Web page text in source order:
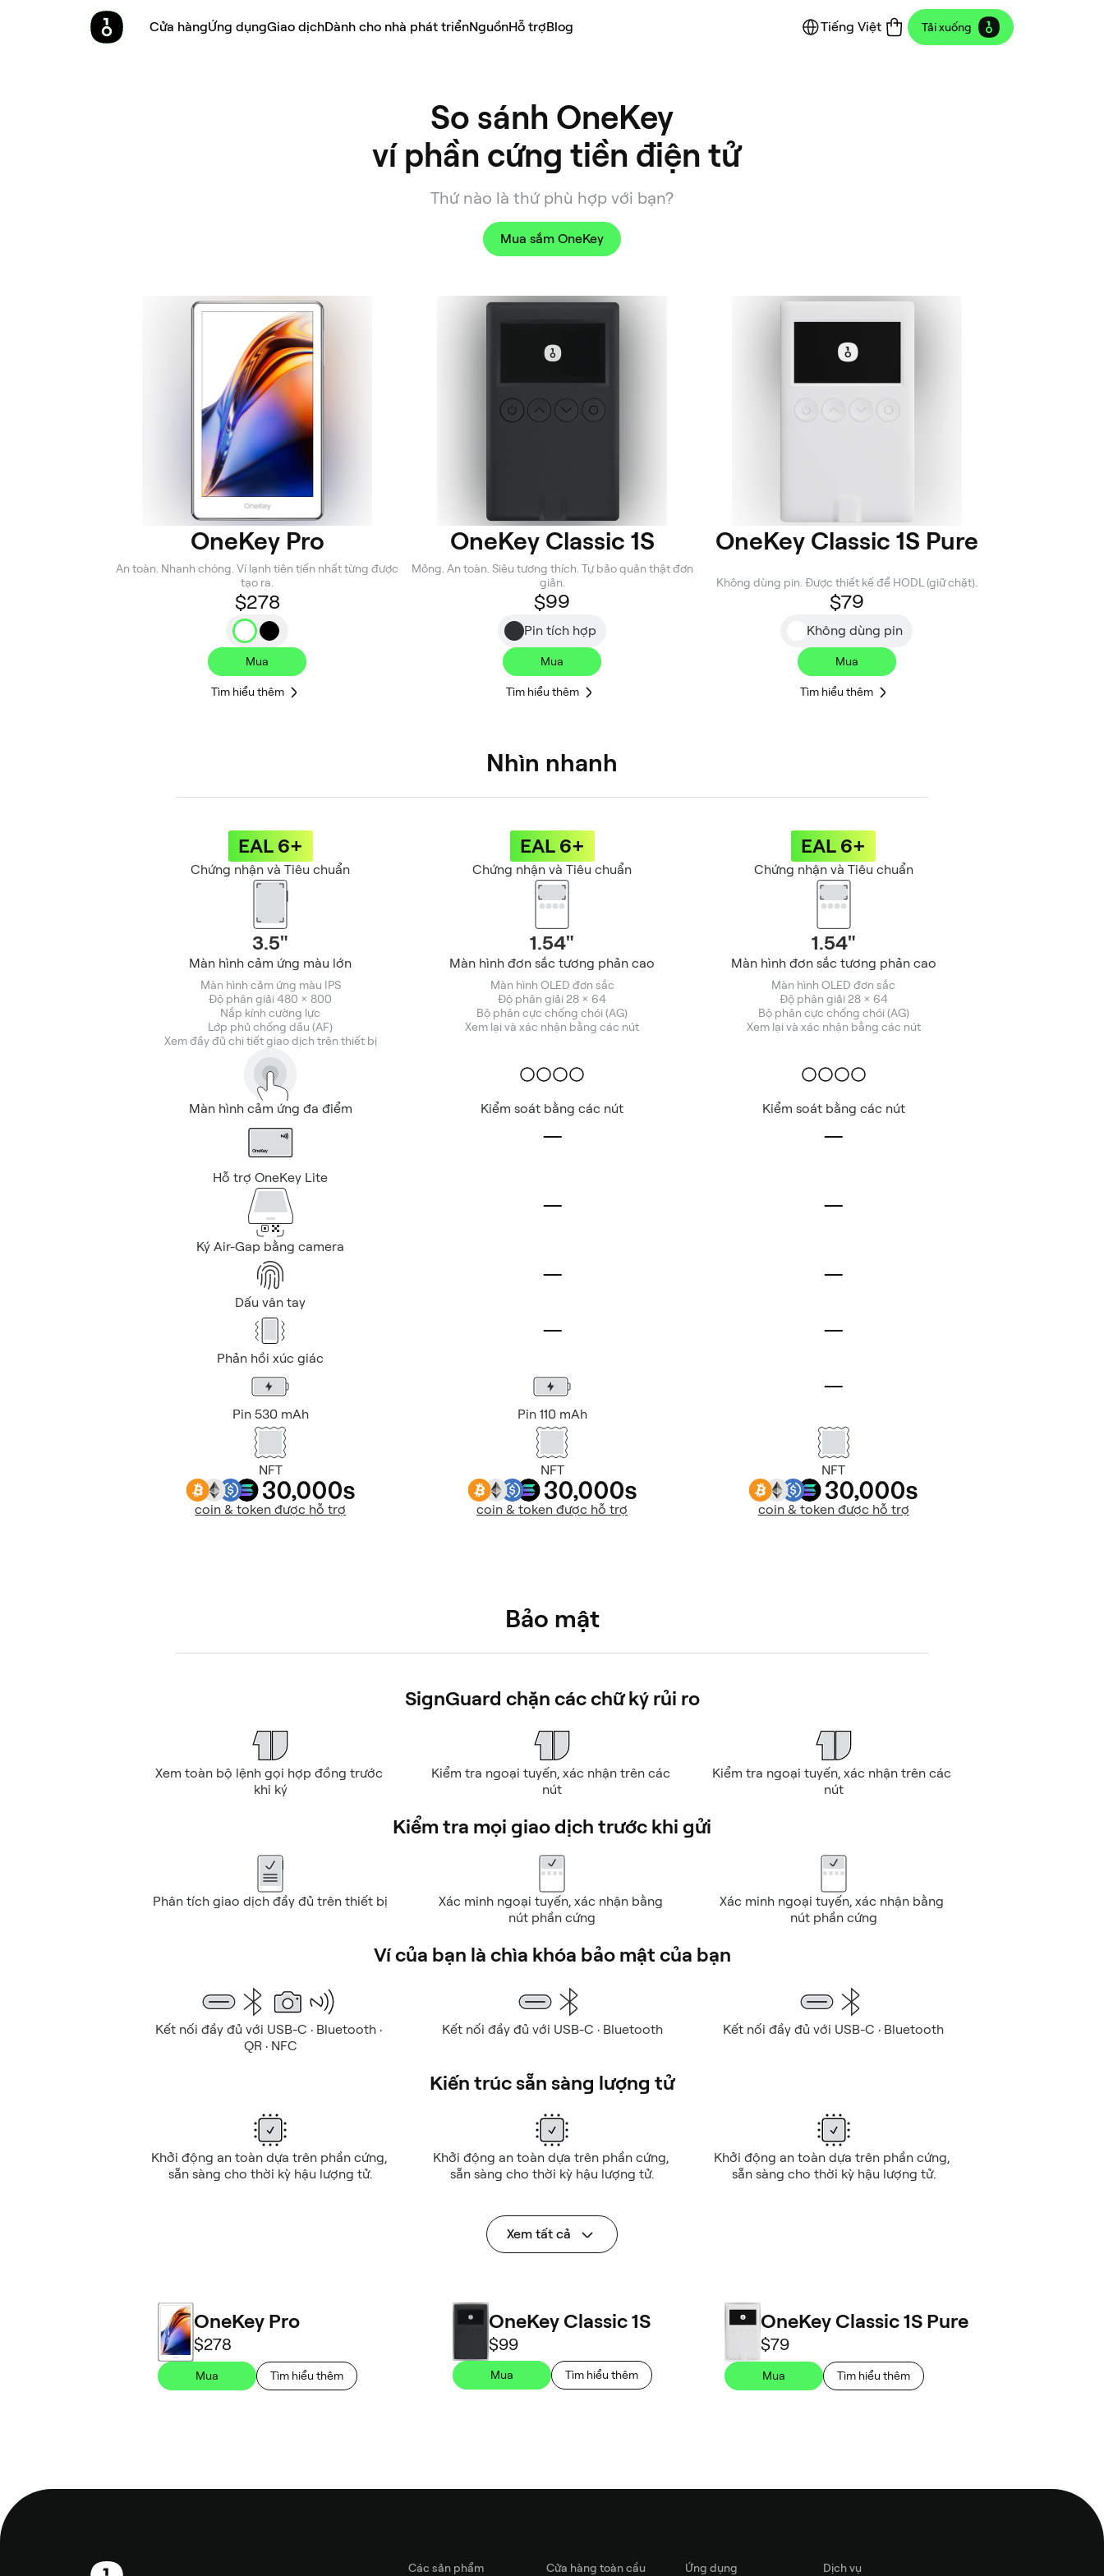
Cửa hàngỨng dụngGiao dịchDành cho nhà phát triểnNguồnHỗ trợBlog Tiếng Việt Tải xuống
So sánh OneKey
ví phần cứng tiền điện tử
Thứ nào là thứ phù hợp với bạn?
Mua sắm OneKey
OneKey Pro
An toàn. Nhanh chóng. Ví lạnh tiên tiến nhất từng được
tạo ra.
$278
Mua
Tìm hiểu thêm
OneKey Classic 1S
Mỏng. An toàn. Siêu tương thích. Tự bảo quản thật đơn
giản.
$99
Pin tích hợp
Mua
Tìm hiểu thêm
OneKey Classic 1S Pure
Không dùng pin. Được thiết kế để HODL (giữ chặt).
$79
Không dùng pin
Mua
Tìm hiểu thêm
Nhìn nhanh
EAL 6+ EAL 6+ EAL 6+
Chứng nhận và Tiêu chuẩn Chứng nhận và Tiêu chuẩn Chứng nhận và Tiêu chuẩn
3.5"
Màn hình cảm ứng màu lớn
Màn hình cảm ứng màu IPS
Độ phân giải 480 × 800
Nắp kính cường lực
Lớp phủ chống dầu (AF)
Xem đầy đủ chi tiết giao dịch trên thiết bị
1.54"
Màn hình đơn sắc tương phản cao
Màn hình OLED đơn sắc
Độ phân giải 28 × 64
Bộ phân cực chống chói (AG)
Xem lại và xác nhận bằng các nút
1.54"
Màn hình đơn sắc tương phản cao
Màn hình OLED đơn sắc
Độ phân giải 28 × 64
Bộ phân cực chống chói (AG)
Xem lại và xác nhận bằng các nút
Màn hình cảm ứng đa điểm Kiểm soát bằng các nút Kiểm soát bằng các nút
Hỗ trợ OneKey Lite
Ký Air-Gap bằng camera
Dấu vân tay
Phản hồi xúc giác
Pin 530 mAh Pin 110 mAh
NFT NFT NFT
coin & token được hỗ trợ coin & token được hỗ trợ coin & token được hỗ trợ
Bảo mật
SignGuard chặn các chữ ký rủi ro
Xem toàn bộ lệnh gọi hợp đồng trước
khi ký
Kiểm tra ngoại tuyến, xác nhận trên các
nút
Kiểm tra ngoại tuyến, xác nhận trên các
nút
Kiểm tra mọi giao dịch trước khi gửi
Phân tích giao dịch đầy đủ trên thiết bị
Xác minh ngoại tuyến, xác nhận bằng
nút phần cứng
Xác minh ngoại tuyến, xác nhận bằng
nút phần cứng
Ví của bạn là chìa khóa bảo mật của bạn
Kết nối đầy đủ với USB-C · Bluetooth ·
QR · NFC
Kết nối đầy đủ với USB-C · Bluetooth Kết nối đầy đủ với USB-C · Bluetooth
Kiến trúc sẵn sàng lượng tử
Khởi động an toàn dựa trên phần cứng,
sẵn sàng cho thời kỳ hậu lượng tử.
Khởi động an toàn dựa trên phần cứng,
sẵn sàng cho thời kỳ hậu lượng tử.
Khởi động an toàn dựa trên phần cứng,
sẵn sàng cho thời kỳ hậu lượng tử.
Xem tất cả
OneKey Pro
$278
Mua Tìm hiểu thêm
OneKey Classic 1S
$99
Mua Tìm hiểu thêm
OneKey Classic 1S Pure
$79
Mua Tìm hiểu thêm
Các sản phẩm
Cửa hàng toàn cầu
Ứng dụng
Dịch vụ